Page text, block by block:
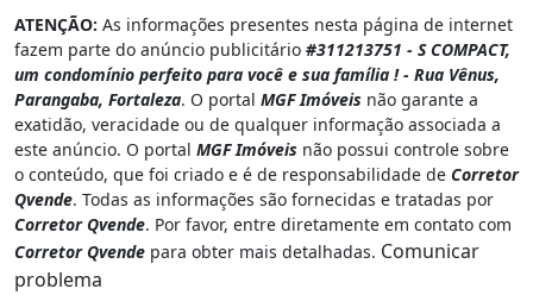
ATENÇÃO: As informações presentes nesta página de internet
fazem parte do anúncio publicitário #311213751 - S COMPACT,
um condomínio perfeito para você e sua família ! - Rua Vênus,
Parangaba, Fortaleza. O portal MGF Imóveis não garante a
exatidão, veracidade ou de qualquer informação associada a
este anúncio. O portal MGF Imóveis não possui controle sobre
o conteúdo, que foi criado e é de responsabilidade de Corretor
Qvende. Todas as informações são fornecidas e tratadas por
Corretor Qvende. Por favor, entre diretamente em contato com
Corretor Qvende para obter mais detalhadas. Comunicar
problema